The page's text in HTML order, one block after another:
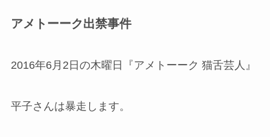
アメトーーク出禁事件
2016年6月2日の木曜日『アメトーーク 猫舌芸人』
平子さんは暴走します。